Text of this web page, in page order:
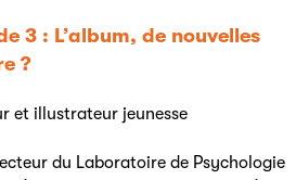
3 : L’album, de nouvelles
?
et illustrateur jeunesse
du Laboratoire de Psychologie